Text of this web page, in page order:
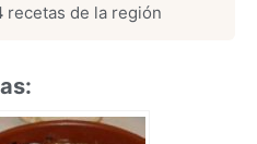
recetas de la región